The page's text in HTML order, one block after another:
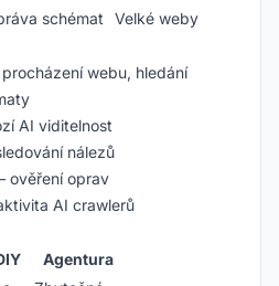
schémat
Velké weby
procházení webu, hledání
AI viditelnost
nálezů
ověření oprav
AI crawlerů
Agentura